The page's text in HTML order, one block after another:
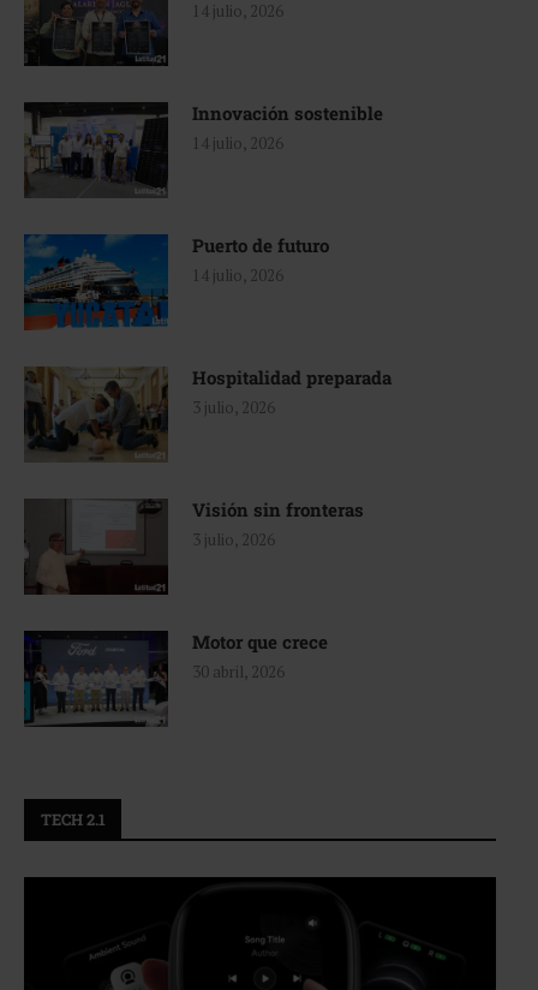
14 julio, 2026
Innovación sostenible
14 julio, 2026
Puerto de futuro
14 julio, 2026
Hospitalidad preparada
3 julio, 2026
Visión sin fronteras
3 julio, 2026
Motor que crece
30 abril, 2026
TECH 2.1